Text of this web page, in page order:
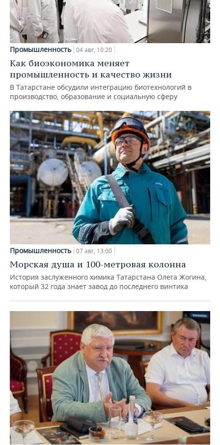
Промышленность 04 авг, 10:20
Как биоэкономика меняет
промышленность и качество жизни
В Татарстане обсудили интеграцию биотехнологий в
производство, образование и социальную сферу
Промышленность 07 авг, 13:00
Морская душа и 100-метровая колонна
История заслуженного химика Татарстана Олега Жогина,
который 32 года знает завод до последнего винтика